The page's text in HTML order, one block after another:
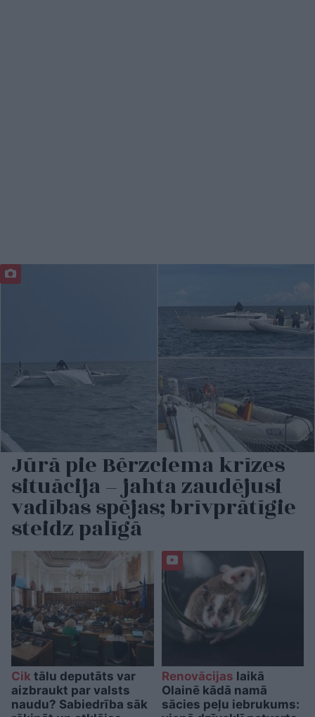
Jūrā pie Bērzciema krīzes
situācija – jahta zaudējusi
vadības spējas; brīvprātīgie
steidz palīgā
Cik tālu deputāts var
aizbraukt par valsts
naudu? Sabiedrība sāk
Renovācijas laikā
Olainē kādā namā
sācies peļu iebrukums: